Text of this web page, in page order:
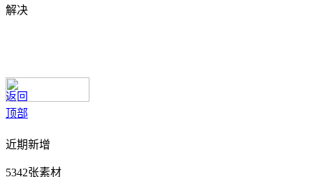
解决
返回
顶部
近期新增
5342张素材